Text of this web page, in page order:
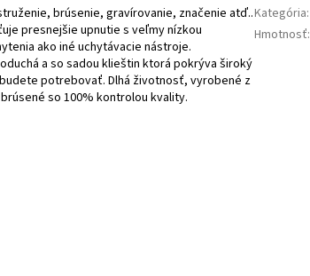
brúsenie, gravírovanie, značenie atď..
presnejšie upnutie s veľmy nízkou
ako iné uchytávacie nástroje.
a so sadou klieštin ktorá pokrýva široký
potrebovať. Dlhá životnosť, vyrobené z
so 100% kontrolou kvality.
Kategória:
Hmotnosť: